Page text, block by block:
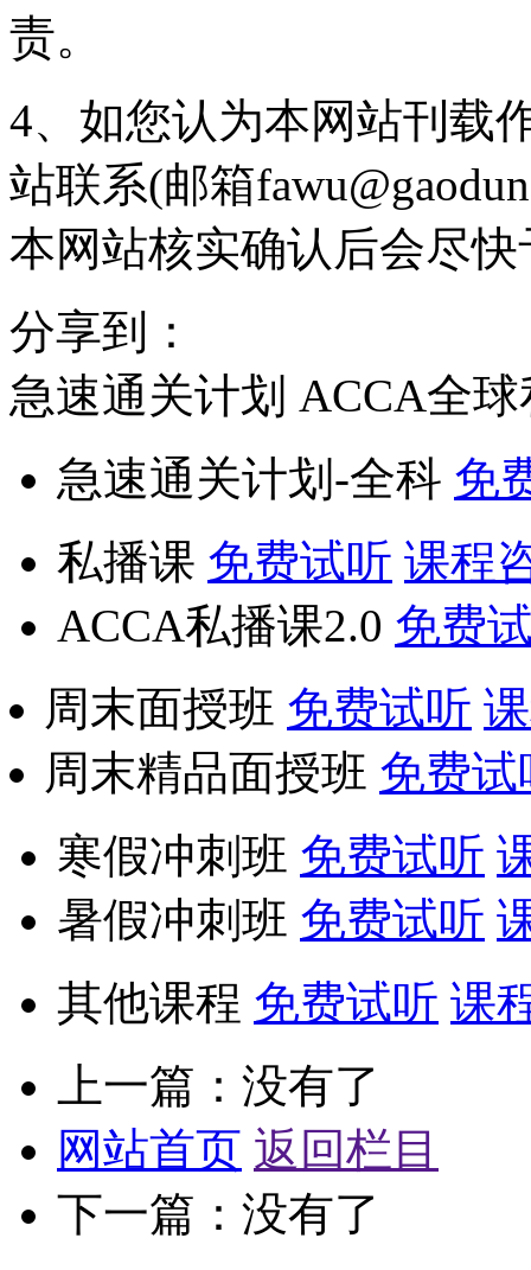
责。
4、如您认为本网站刊载
站联系(邮箱
本网站核实确认后会尽
分享到：
急速通关计划 ACCA全
急速通关计划-全科 免
私播课 免费试听 课程
ACCA私播课2.0 免费
周末面授班 免费试听
周末精品面授班 免费试
寒假冲刺班 免费试听
暑假冲刺班 免费试听
其他课程 免费试听 课
上一篇：没有了
网站首页 返回栏目
下一篇：没有了